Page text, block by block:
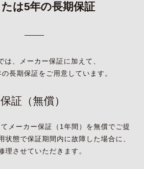
は5年の長期保証
は、メーカー保証に加えて、
長期保証をご用意しています。
証（無償）
メーカー保証（1年間）を無償でご提
状態で保証期間内に故障した場合に、
理させていただきます。